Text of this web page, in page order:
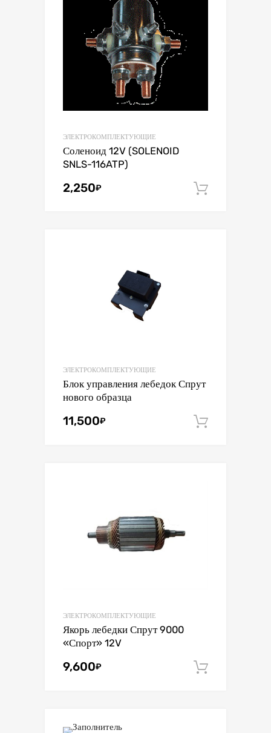
ЭЛЕКТРОКОМПЛЕКТУЮЩИЕ
Соленоид 12V (SOLENOID
SNLS-116ATP)
2,250₽
ЭЛЕКТРОКОМПЛЕКТУЮЩИЕ
Блок управления лебедок Спрут
нового образца
11,500₽
ЭЛЕКТРОКОМПЛЕКТУЮЩИЕ
Якорь лебедки Спрут 9000
«Спорт» 12V
9,600₽